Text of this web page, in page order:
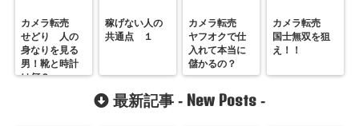
カメラ転売
せどり 人の
身なりを見る
男！靴と時計
は何？
稼げない人の
共通点 １
カメラ転売
ヤフオクで仕
入れて本当に
儲かるの？
カメラ転売
国士無双を狙
え！！
最新記事 - New Posts -